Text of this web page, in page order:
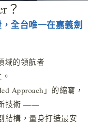
？
全台唯一在嘉義劍
域的領航者
Approach」的縮寫，
技術 ——
結構，量身打造最安